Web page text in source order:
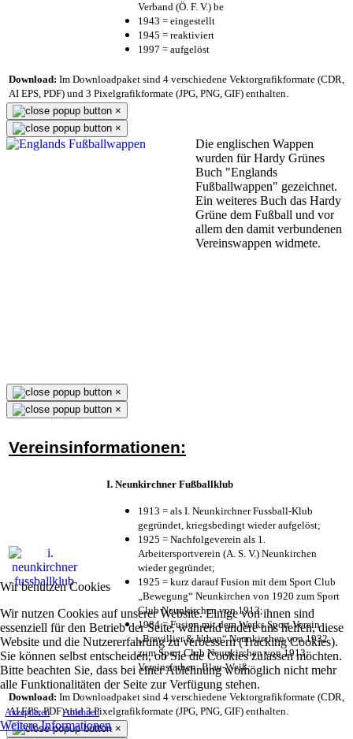
Wir benutzen Cookies
Wir nutzen Cookies auf unserer Website. Einige von ihnen sind
essenziell für den Betrieb der Seite, während andere uns helfen, diese
Website und die Nutzererfahrung zu verbessern (Tracking Cookies).
Sie können selbst entscheiden, ob Sie die Cookies zulassen möchten.
Bitte beachten Sie, dass bei einer Ablehnung womöglich nicht mehr
alle Funktionalitäten der Seite zur Verfügung stehen.
Akzeptieren Ablehnen
Weitere Informationen
Verband (Ö. F. V.) be
1943 = eingestellt
1945 = reaktiviert
1997 = aufgelöst
Download: Im Downloadpaket sind 4 verschiedene Vektorgrafikformate (CDR,
AI EPS, PDF) und 3 Pixelgrafikformate (JPG, PNG, GIF) enthalten.
×
×
Die englischen Wappen
wurden für Hardy Grünes
Buch "Englands
Fußballwappen" gezeichnet.
Ein weiteres Buch das Hardy
Grüne dem Fußball und vor
allem den damit verbundenen
Vereinswappen widmete.
×
×
Vereinsinformationen:
I. Neunkirchner Fußballklub
1913 = als I. Neunkirchner Fussball-Klub
gegründet, kriegsbedingt wieder aufgelöst;
1925 = Nachfolgeverein als 1.
Arbeitersportverein (A. S. V.) Neunkirchen
wieder gegründet;
1925 = kurz darauf Fusion mit dem Sport Club
„Bewegung“ Neunkirchen von 1920 zum Sport
Club Neunkirchen von 1913;
1984 = Fusion mit dem Werks Sport Verein
„Brevillier & Urban“ Neunkirchen von 1932
zum Sport Club Neunkirchen von 1913;
Vereinsfarben: Blau-Weiß;
Download: Im Downloadpaket sind 4 verschiedene Vektorgrafikformate (CDR,
AI EPS, PDF) und 3 Pixelgrafikformate (JPG, PNG, GIF) enthalten.
×